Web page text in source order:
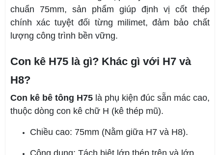
chuẩn 75mm, sản phẩm giúp định vị cốt thép
chính xác tuyệt đối từng milimet, đảm bảo chất
lượng công trình bền vững.
Con kê H75 là gì? Khác gì với H7 và
H8?
Con kê bê tông H75 là phụ kiện đúc sẵn mác cao,
thuộc dòng con kê chữ H (kê thép mũ).
Chiều cao: 75mm (Nằm giữa H7 và H8).